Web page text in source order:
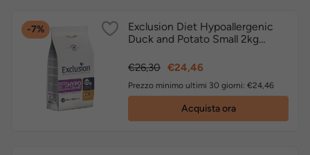
-7%
Exclusion Diet Hypoallergenic
Duck and Potato Small 2kg
Prezzo
€26,30 Prezzo
€24,46
Prezzo minimo ultimi 30 giorni: €24,46
Acquista ora